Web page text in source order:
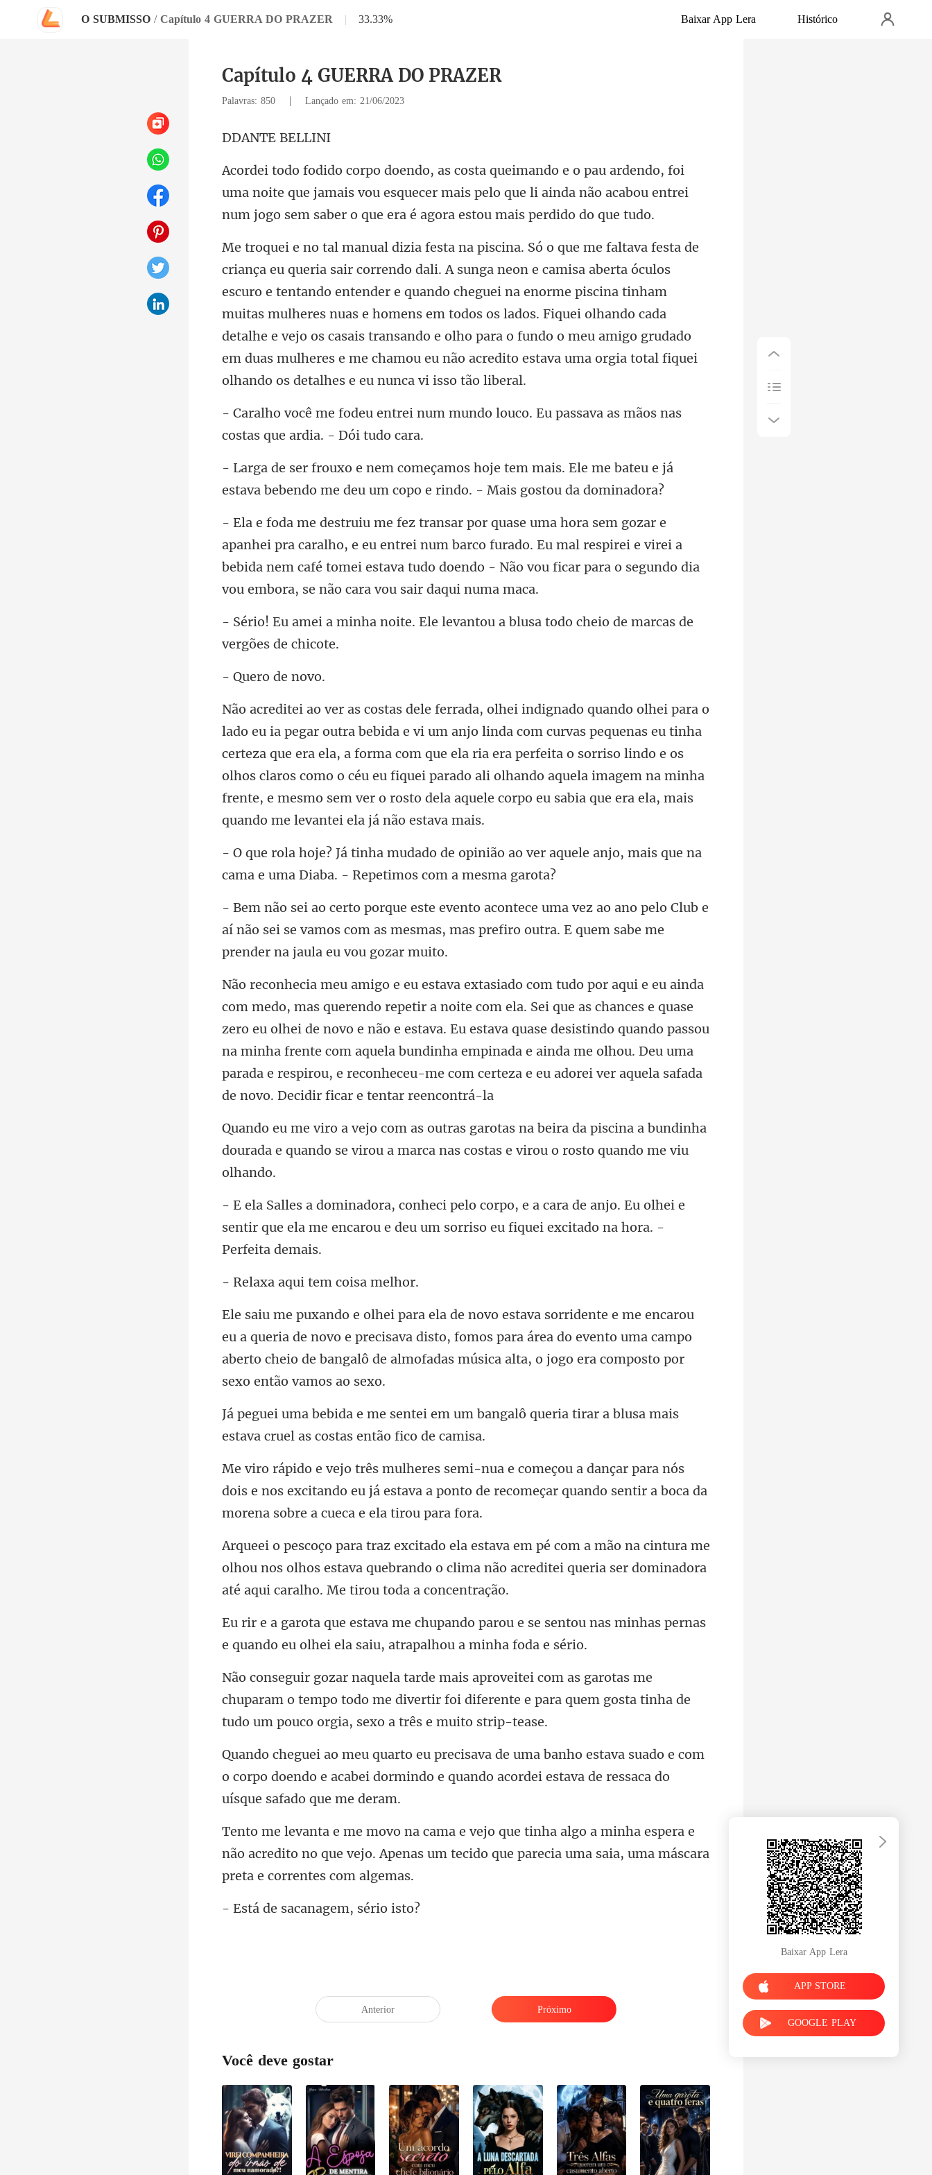
O SUBMISSO / Capítulo 4 GUERRA DO PRAZER | 33.33% Baixar App Lera Histórico
Capítulo 4 GUERRA DO PRAZER
Palavras: 850 | Lançado em: 21/06/2023
TE B
i
uma noite que jamais vou esquecer mais pelo que li ainda não acabou en
entando entender e quando cheguei na enorme piscina tinham
muitas mulheres nuas e homens em todos os lados. Fiquei olhando cada
detalhe e vejo os casais transando e
mundo louco. Eu passava as mãos nas
mais. Ele me bateu e já
estava bebendo me deu
e eu entrei num barco furado. Eu mal respirei e virei a
bebida nem café tomei estava tudo
Ele levantou a blusa todo cheio
ro de
uenas eu tinha
certeza que era ela, a forma com que ela ria era perfeita o sorriso lindo e os
olhos claros como o céu eu fiquei parado ali olhan
ião ao ver aquele anjo, mais que na
cama e
ano pelo Club e
aí não sei se vamos com as mesmas, mas prefi
s e quase
zero eu olhei de novo e não e estava. Eu estava quase desistindo quando passou
na minha frente com aquela bundinha empinada e ainda
ra da piscina a bundinha
dourada e quando se virou a
ra de anjo. Eu olhei e
sentir que ela me encarou e deu
qui tem co
eria de novo e precisava disto, fomos para área do evento uma campo
aberto cheio de
bangalô queria tirar a blusa mais
estav
ara nós
dois e nos excitando eu já estava a ponto de recomeçar qu
cintura me
olhou nos olhos estava quebrando o clima não acreditei
u e se sentou nas minhas pernas
e quando eu o
me
chuparam o tempo todo me divertir foi diferente e para quem go
stava suado e com
o corpo doendo e acabei dormindo e quan
inha espera e
não acredito no que vejo. Apenas um tecido que
sacanagem,
Anterior Próximo
Você deve gostar
Baixar App Lera
APP STORE
GOOGLE PLAY